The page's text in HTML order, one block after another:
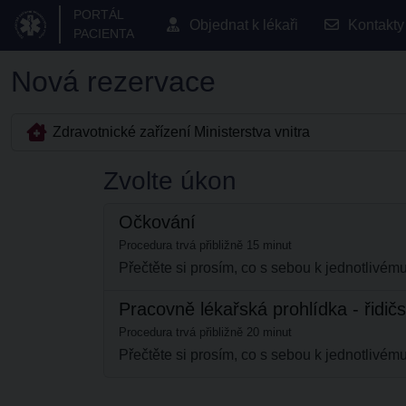
PORTÁL
PACIENTA
Objednat k lékaři Kontakty
Nová rezervace
Zdravotnické zařízení Ministerstva vnitra
Zvolte úkon
Očkování
Procedura trvá přibližně 15 minut
Přečtěte si prosím, co s sebou k
Pracovně lékařská prohlídka -
Procedura trvá přibližně 20 minut
Přečtěte si prosím, co s sebou k